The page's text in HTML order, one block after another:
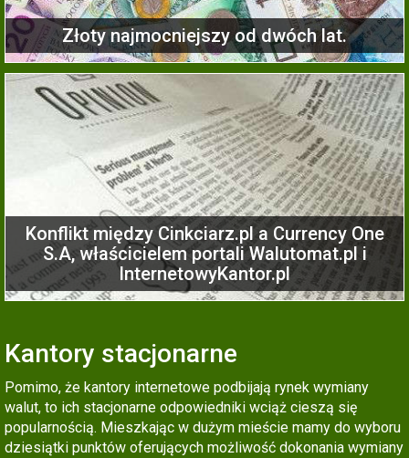
Złoty najmocniejszy od dwóch lat.
Konflikt między Cinkciarz.pl a Currency One
S.A, właścicielem portali Walutomat.pl i
InternetowyKantor.pl
Kantory stacjonarne
Pomimo, że kantory internetowe podbijają rynek wymiany
walut, to ich stacjonarne odpowiedniki wciąż cieszą się
popularnością. Mieszkając w dużym mieście mamy do wyboru
dziesiątki punktów oferujących możliwość dokonania wymiany